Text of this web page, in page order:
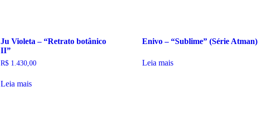
Ju Violeta – “Retrato botânico
II”
R$ 1.430,00
Leia mais
Enivo – “Sublime” (Série Atman)
Leia mais